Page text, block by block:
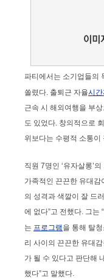
파티에서는 소기업들의
쏠렸다. 출퇴근 자율시간
근속 시 해외여행을 부
도 있었다. 창의적으로
위보다는 수평적 소통이
직원 7명인 ‘유자살롱’
가족적인 끈끈한 유대감
의 성격과 색깔이 잘 드
에 없다”고 전했다. 그는
는 프로그램을 통해 탈
리 사이의 끈끈한 유대
가 될 수 있다고 판단해
했다”고 말했다.